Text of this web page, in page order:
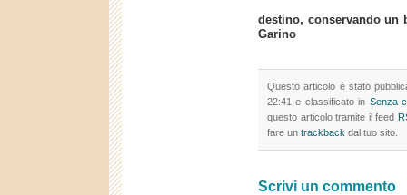
destino, conservando
Garino
Questo articolo è stato
22:41 e classificato in Senza
questo articolo tramite il feed
fare un trackback dal tuo sito.
Scrivi un commento